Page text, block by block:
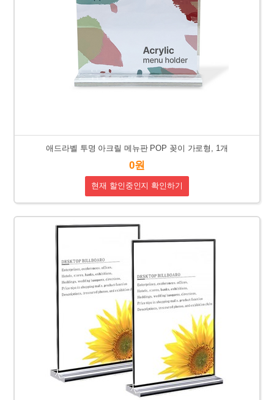
애드라벨 투명 아크릴 메뉴판 POP 꽂이 가로형, 1개
0원
현재 할인중인지 확인하기